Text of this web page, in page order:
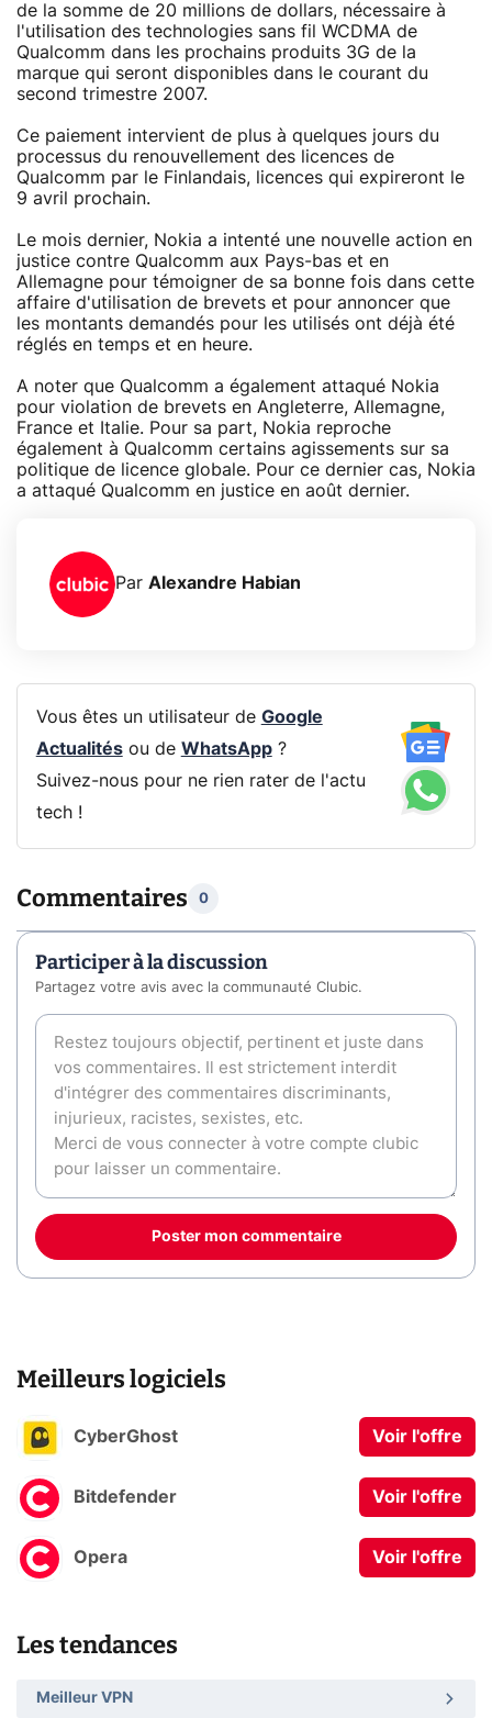
de la somme de 20 millions de dollars, nécessaire à
l'utilisation des technologies sans fil WCDMA de
Qualcomm dans les prochains produits 3G de la
marque qui seront disponibles dans le courant du
second trimestre 2007.
Ce paiement intervient de plus à quelques jours du
processus du renouvellement des licences de
Qualcomm par le Finlandais, licences qui expireront le
9 avril prochain.
Le mois dernier, Nokia a intenté une nouvelle action en
justice contre Qualcomm aux Pays-bas et en
Allemagne pour témoigner de sa bonne fois dans cette
affaire d'utilisation de brevets et pour annoncer que
les montants demandés pour les utilisés ont déjà été
réglés en temps et en heure.
A noter que Qualcomm a également attaqué Nokia
pour violation de brevets en Angleterre, Allemagne,
France et Italie. Pour sa part, Nokia reproche
également à Qualcomm certains agissements sur sa
politique de licence globale. Pour ce dernier cas, Nokia
a attaqué Qualcomm en justice en août dernier.
Par Alexandre Habian
Vous êtes un utilisateur de Google
Actualitésou de WhatsApp?
Suivez-nous pour ne rien rater de l'actu
tech !
Commentaires 0
Participer à la discussion
Partagez votre avis avec la communauté Clubic.
Poster mon commentaire
Meilleurs logiciels
CyberGhost Voir l'offre
Bitdefender Voir l'offre
Opera Voir l'offre
Les tendances
Meilleur VPN